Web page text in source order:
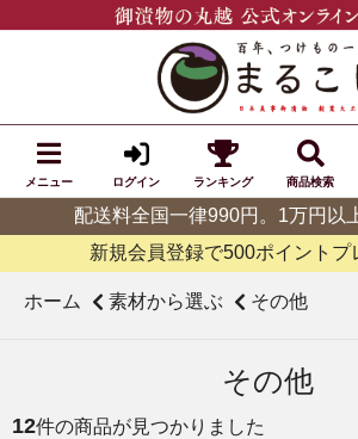
メニュー ログイン ランキング 商品検索
配送料全国一律990円。1万円以
新規会員登録で500ポイントプ
ホーム 素材から選ぶ その他
その他
12件の商品が見つかりました